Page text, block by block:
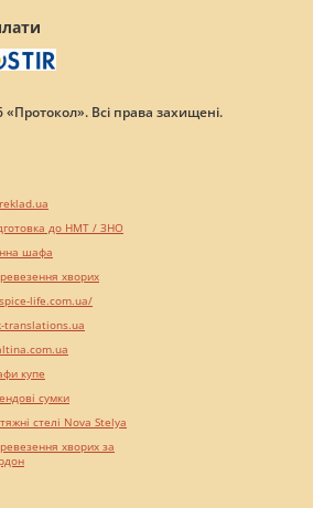
Всі права захищені.
до НМТ / ЗНО
шафа
хворих
life.com.ua/
translations.ua
купе
сумки
стелі Nova Stelya
хворих за